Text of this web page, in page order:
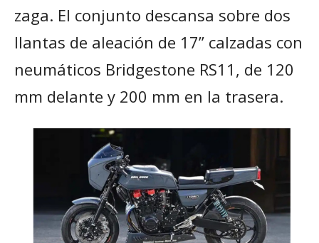
zaga. El conjunto descansa sobre dos
llantas de aleación de 17” calzadas con
neumáticos Bridgestone RS11, de 120
mm delante y 200 mm en la trasera.